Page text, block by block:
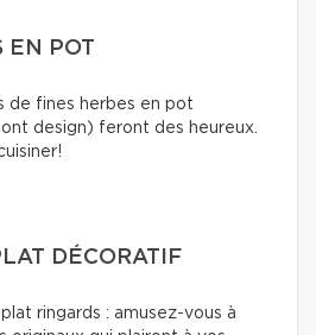
EN POT
de fines herbes en pot
design) feront des heureux.
DÉCORATIF
ringards : amusez-vous à